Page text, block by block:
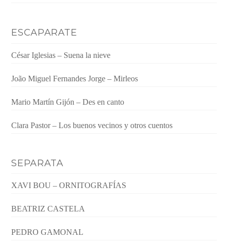
ESCAPARATE
César Iglesias – Suena la nieve
João Miguel Fernandes Jorge – Mirleos
Mario Martín Gijón – Des en canto
Clara Pastor – Los buenos vecinos y otros cuentos
SEPARATA
XAVI BOU – ORNITOGRAFÍAS
BEATRIZ CASTELA
PEDRO GAMONAL